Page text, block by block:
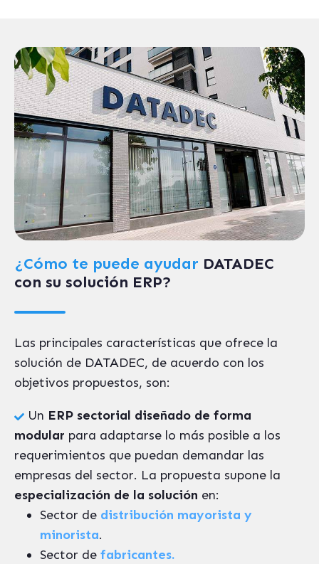
¿Cómo te puede ayudar DATADEC
con su solución ERP?
Las principales características que ofrece la
solución de DATADEC, de acuerdo con los
objetivos propuestos, son:
Un ERP sectorial diseñado de forma
modular para adaptarse lo más posible a los
requerimientos que puedan demandar las
empresas del sector. La propuesta supone la
especialización de la solución en:
Sector de distribución mayorista y
minorista.
Sector de fabricantes.